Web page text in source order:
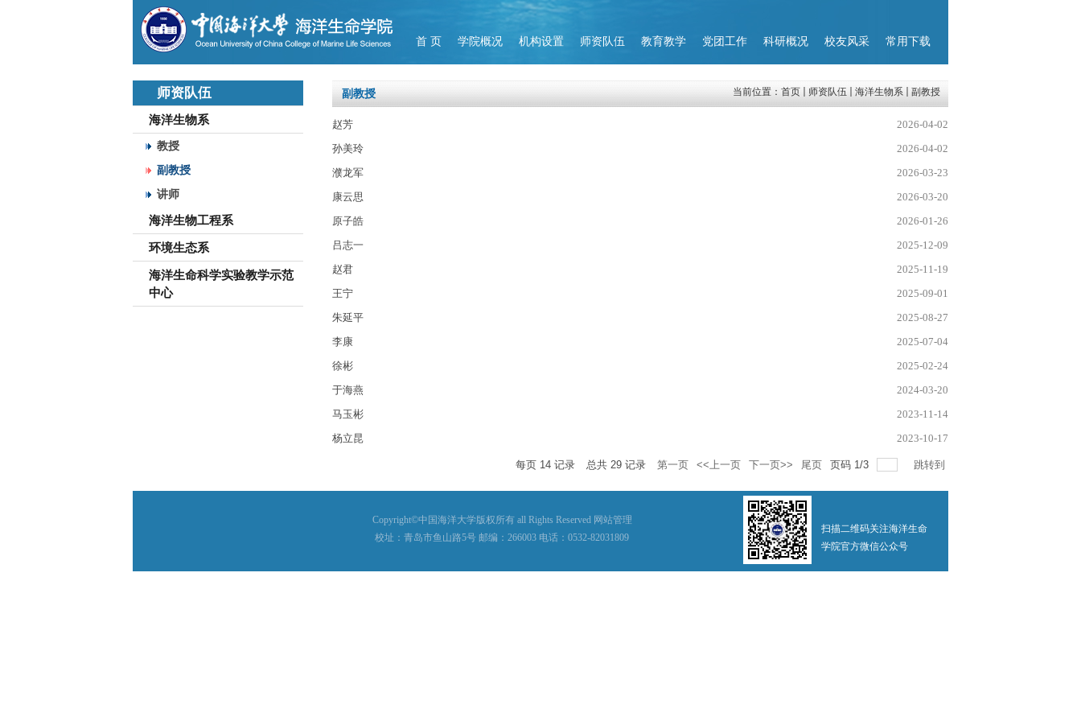
首 页 学院概况 机构设置 师资队伍 教育教学 党团工作 科研概况 校友风采 常用下载
师资队伍
海洋生物系
教授
副教授
讲师
海洋生物工程系
环境生态系
海洋生命科学实验教学示范
中心
副教授 当前位置： 首页 师资队伍 海洋生物系 副教授
赵芳
2026-04-02
孙美玲
2026-04-02
濮龙军
2026-03-23
康云思
2026-03-20
​原子皓
2026-01-26
吕志一
2025-12-09
赵君
2025-11-19
王宁
2025-09-01
朱延平
2025-08-27
李康
2025-07-04
徐彬
2025-02-24
于海燕
2024-03-20
马玉彬
2023-11-14
杨立昆
2023-10-17
每页 14 记录 总共 29 记录 第一页 <<上一页 下一页>> 尾页 页码 1/3 跳转到
Copyright©中国海洋大学版权所有 all Rights Reserved 网站管理
校址：青岛市鱼山路5号 邮编：266003 电话：0532-82031809
扫描二维码关注海洋生命
学院官方微信公众号